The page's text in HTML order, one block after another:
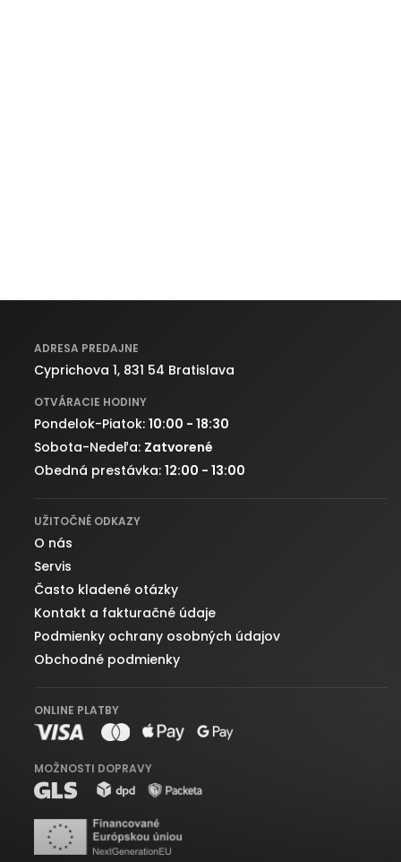
ADRESA PREDAJNE
Cyprichova 1, 831 54 Bratislava
OTVÁRACIE HODINY
Pondelok-Piatok: 10:00 - 18:30
Sobota-Nedeľa: Zatvorené
Obedná prestávka: 12:00 - 13:00
UŽITOČNÉ ODKAZY
O nás
Servis
Často kladené otázky
Kontakt a fakturačné údaje
Podmienky ochrany osobných údajov
Obchodné podmienky
ONLINE PLATBY
MOŽNOSTI DOPRAVY